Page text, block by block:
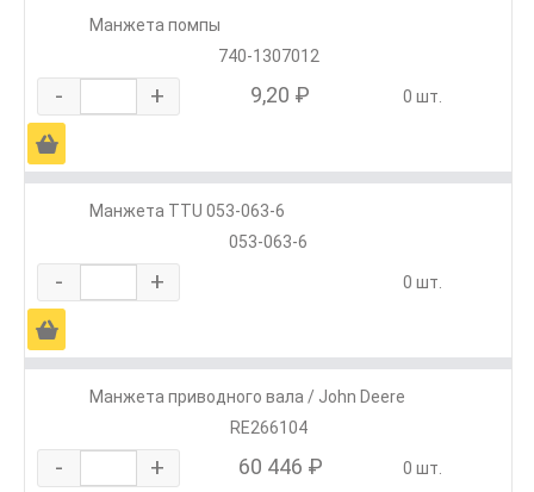
Манжета помпы
740-1307012
- + 9,20 ₽ 0 шт.
Ä
Манжета TTU 053-063-6
053-063-6
- + 0 шт.
Ä
Манжета приводного вала / John Deere
RE266104
- + 60 446 ₽ 0 шт.